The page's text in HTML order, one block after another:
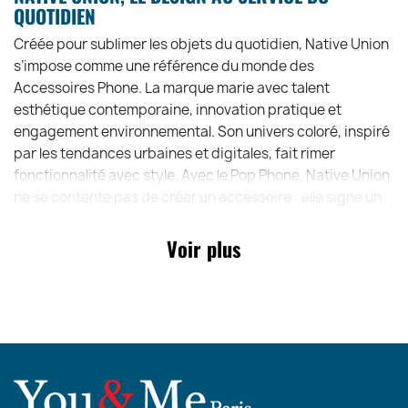
QUOTIDIEN
Créée pour sublimer les objets du quotidien, Native Union
s’impose comme une référence du monde des
Accessoires Phone. La marque marie avec talent
esthétique contemporaine, innovation pratique et
engagement environnemental. Son univers coloré, inspiré
par les tendances urbaines et digitales, fait rimer
fonctionnalité avec style. Avec le Pop Phone, Native Union
Voir plus